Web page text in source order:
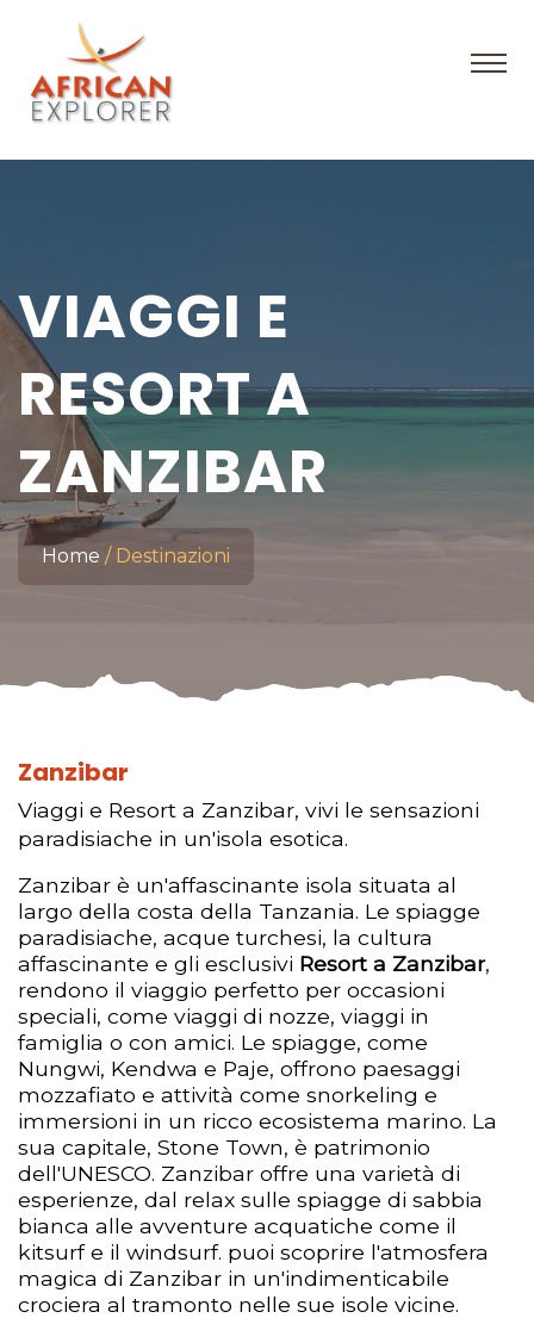
VIAGGI E
RESORT A
ZANZIBAR
Home Destinazioni
Zanzibar
Viaggi e Resort a Zanzibar, vivi le sensazioni
paradisiache in un'isola esotica.
Zanzibar è un'affascinante isola situata al
largo della costa della Tanzania. Le spiagge
paradisiache, acque turchesi, la cultura
affascinante e gli esclusivi Resort a Zanzibar,
rendono il viaggio perfetto per occasioni
speciali, come viaggi di nozze, viaggi in
famiglia o con amici. Le spiagge, come
Nungwi, Kendwa e Paje, offrono paesaggi
mozzafiato e attività come snorkeling e
immersioni in un ricco ecosistema marino. La
sua capitale, Stone Town, è patrimonio
dell'UNESCO. Zanzibar offre una varietà di
esperienze, dal relax sulle spiagge di sabbia
bianca alle avventure acquatiche come il
kitsurf e il windsurf. puoi scoprire l'atmosfera
magica di Zanzibar in un'indimenticabile
crociera al tramonto nelle sue isole vicine.